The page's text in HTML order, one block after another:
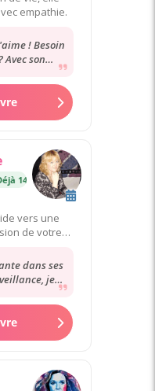
empathie.
! Besoin
Avec son
140 000 consultations
vers une
de votre
dans ses
je